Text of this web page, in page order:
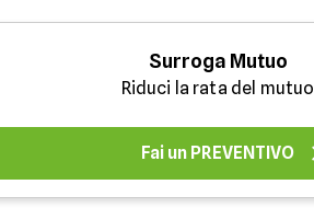
Surroga Mutuo
Riduci la rata del mutuo
Fai un PREVENTIVO